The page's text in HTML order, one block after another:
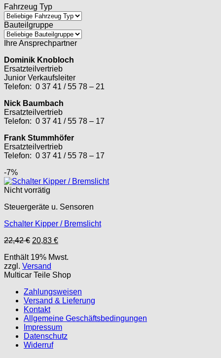
Fahrzeug Typ
Bauteilgruppe
Ihre Ansprechpartner
Dominik Knobloch
Ersatzteilvertrieb
Junior Verkaufsleiter
Telefon: 0 37 41 / 55 78 – 21
Nick Baumbach
Ersatzteilvertrieb
Telefon: 0 37 41 / 55 78 – 17
Frank Stummhöfer
Ersatzteilvertrieb
Telefon: 0 37 41 / 55 78 – 17
-7%
Nicht vorrätig
Steuergeräte u. Sensoren
Schalter Kipper / Bremslicht
22,42€ Ursprünglicher
war:
22,42 €
20,83 €Aktueller
ist:
Enthält 19% Mwst.
zzgl. Versand
Multicar Teile Shop
Zahlungsweisen
Versand & Lieferung
Kontakt
Allgemeine Geschäftsbedingungen
Impressum
Datenschutz
Widerruf